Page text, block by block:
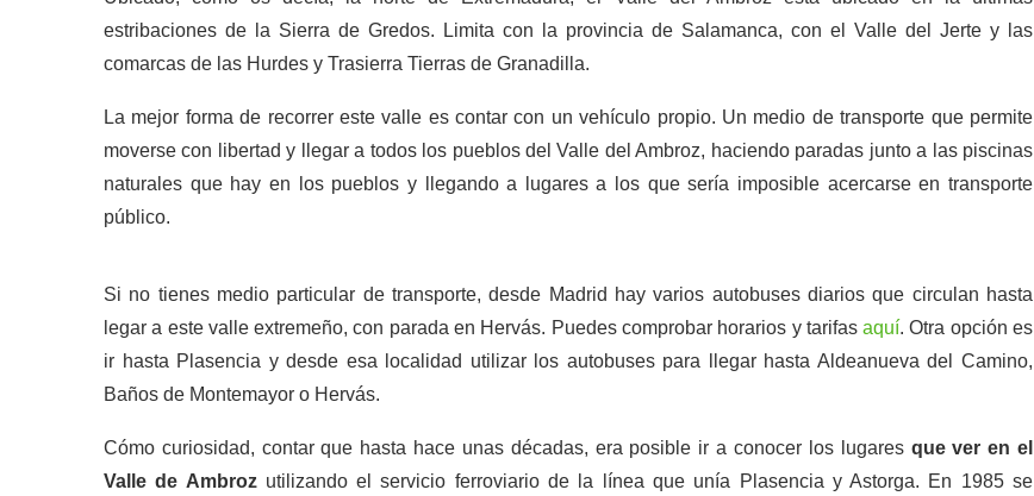
estribaciones de la Sierra de Gredos. Limita con la provincia de Salamanca, con el Valle del Jerte y las
comarcas de las Hurdes y Trasierra Tierras de Granadilla.
La mejor forma de recorrer este valle es contar con un vehículo propio. Un medio de transporte que permite
moverse con libertad y llegar a todos los pueblos del Valle del Ambroz, haciendo paradas junto a las piscinas
naturales que hay en los pueblos y llegando a lugares a los que sería imposible acercarse en transporte
público.
Si no tienes medio particular de transporte, desde Madrid hay varios autobuses diarios que circulan hasta
legar a este valle extremeño, con parada en Hervás. Puedes comprobar horarios y tarifasaquí. Otra opción es
ir hasta Plasencia y desde esa localidad utilizar los autobuses para llegar hasta Aldeanueva del Camino,
Baños de Montemayor o Hervás.
Cómo curiosidad, contar que hasta hace unas décadas, era posible ir a conocer los lugares que ver en el
Valle de Ambrozutilizando el servicio ferroviario de la línea que unía Plasencia y Astorga. En 1985 se